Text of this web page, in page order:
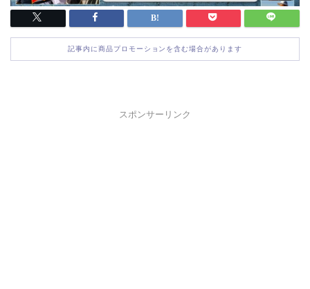
記事内に商品プロモーションを含む場合があります
スポンサーリンク